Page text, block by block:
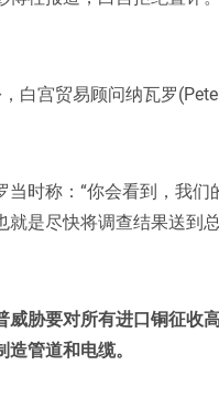
白宫贸易顾问纳瓦罗
当时称：“你会看到，我们
就是尽快将调查结果送到
威胁要对所有进口铜征收
造管道和电缆。